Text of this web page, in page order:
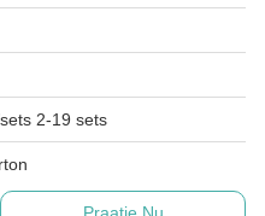
2-19 sets